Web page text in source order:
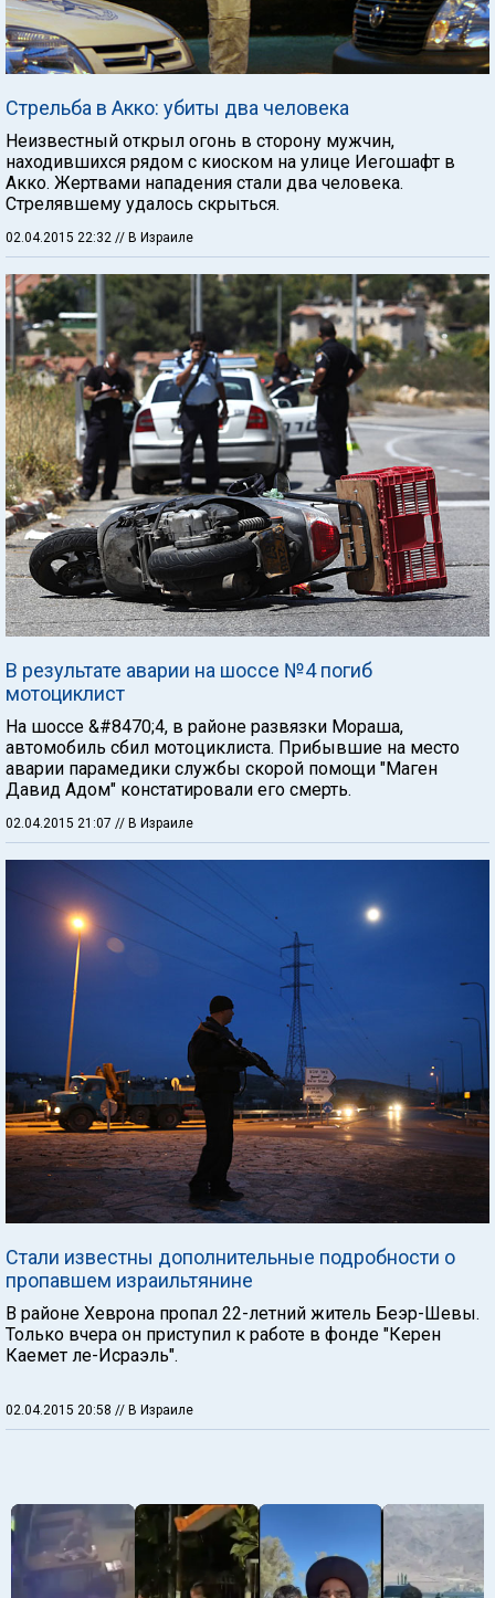
Стрельба в Акко: убиты два человека
Неизвестный открыл огонь в сторону мужчин,
находившихся рядом с киоском на улице Иегошафт в
Акко. Жертвами нападения стали два человека.
Стрелявшему удалось скрыться.
02.04.2015 22:32 // В Израиле
В результате аварии на шоссе №4 погиб
мотоциклист
На шоссе &#8470;4, в районе развязки Мораша,
автомобиль сбил мотоциклиста. Прибывшие на место
аварии парамедики службы скорой помощи "Маген
Давид Адом" констатировали его смерть.
02.04.2015 21:07 // В Израиле
Стали известны дополнительные подробности о
пропавшем израильтянине
В районе Хеврона пропал 22-летний житель Беэр-Шевы.
Только вчера он приступил к работе в фонде "Керен
Каемет ле-Исраэль".
02.04.2015 20:58 // В Израиле